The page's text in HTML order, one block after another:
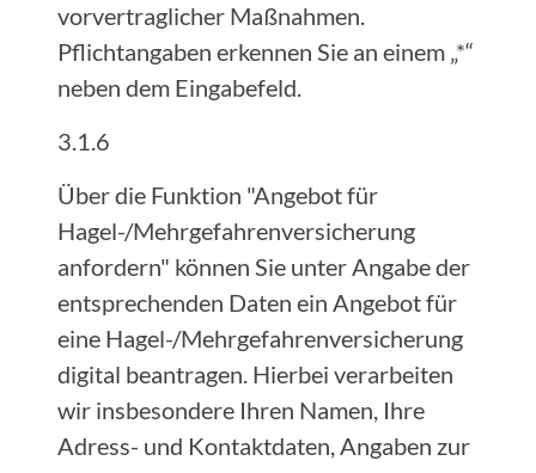
vorvertraglicher Maßnahmen.
Pflichtangaben erkennen Sie an einem „*“
neben dem Eingabefeld.
3.1.6
Über die Funktion "Angebot für
Hagel-/Mehrgefahrenversicherung
anfordern" können Sie unter Angabe der
entsprechenden Daten ein Angebot für
eine Hagel-/Mehrgefahrenversicherung
digital beantragen. Hierbei verarbeiten
wir insbesondere Ihren Namen, Ihre
Adress- und Kontaktdaten, Angaben zur